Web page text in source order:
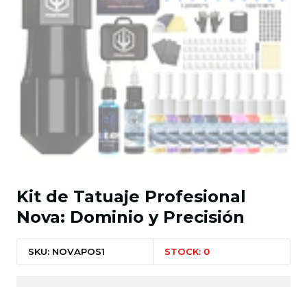
Kit de Tatuaje Profesional
Nova: Dominio y Precisión
SKU: NOVAPOS1 STOCK: 0